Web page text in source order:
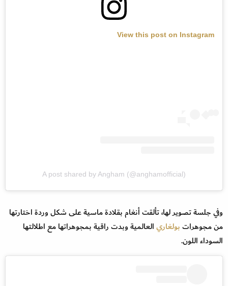
View this post on Instagram
A post shared by Angham (@anghamofficial)
وفي جلسة تصوير لها، تألقت أنغام بقلادة ماسية على شكل وردة اختارتها
من مجوهراتبولغاريالعالمية وبدت راقية بمجوهراتها مع اطلالتها
السوداء اللون.